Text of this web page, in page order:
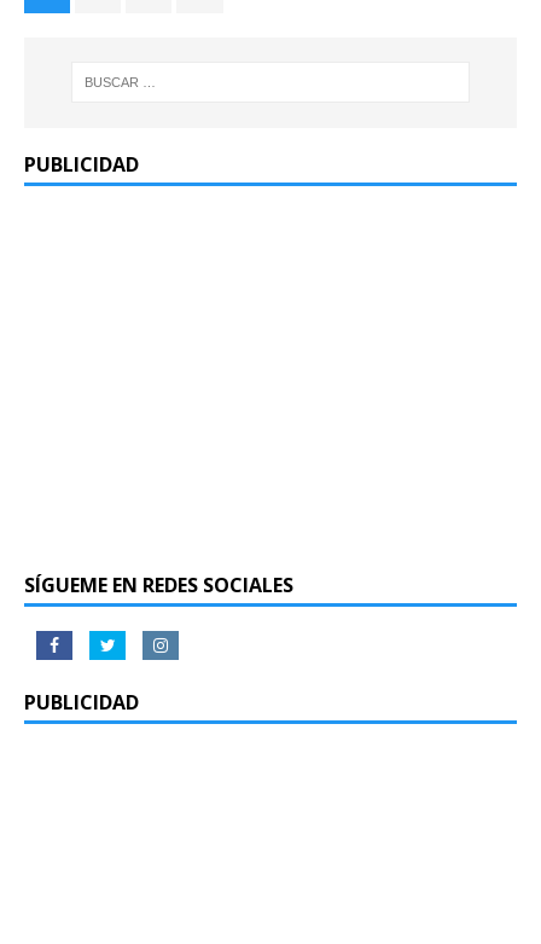
PUBLICIDAD
SÍGUEME EN REDES SOCIALES
PUBLICIDAD